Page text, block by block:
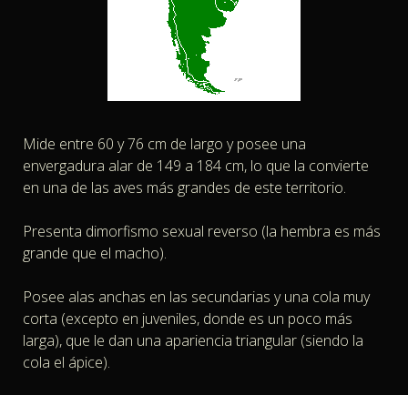
Mide entre 60 y 76 cm de largo y posee una
envergadura alar de 149 a 184 cm, lo que la convierte
en una de las aves más grandes de este territorio.
Presenta dimorfismo sexual reverso (la hembra es más
grande que el macho).
Posee alas anchas en las secundarias y una cola muy
corta (excepto en juveniles, donde es un poco más
larga), que le dan una apariencia triangular (siendo la
cola el ápice).